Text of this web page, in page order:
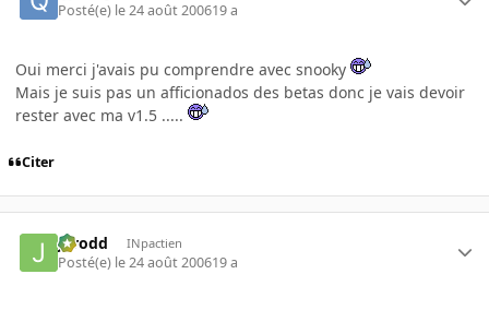
Posté(e) le 24 août 200619 a
Oui merci j'avais pu comprendre avec snooky
Mais je suis pas un afficionados des betas donc je vais devoir
rester avec ma v1.5 .....
Citer
Jarodd INpactien
Posté(e) le 24 août 200619 a